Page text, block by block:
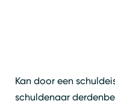
Kan door een
schuldenaar